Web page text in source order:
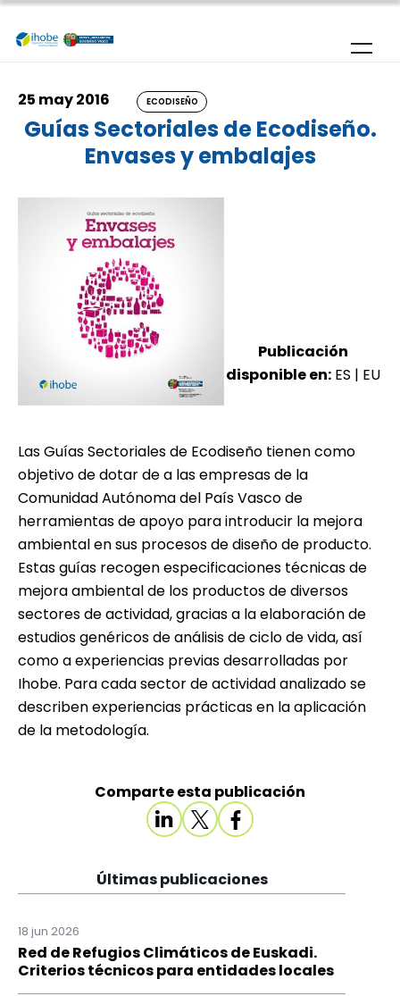
Pasar al contenido principal
25 may 2016 ECODISEÑO
Guías Sectoriales de Ecodiseño.
Envases y embalajes
Publicación
disponible en: ES | EU
Las Guías Sectoriales de Ecodiseño tienen como
objetivo de dotar de a las empresas de la
Comunidad Autónoma del País Vasco de
herramientas de apoyo para introducir la mejora
ambiental en sus procesos de diseño de producto.
Estas guías recogen especificaciones técnicas de
mejora ambiental de los productos de diversos
sectores de actividad, gracias a la elaboración de
estudios genéricos de análisis de ciclo de vida, así
como a experiencias previas desarrolladas por
Ihobe. Para cada sector de actividad analizado se
describen experiencias prácticas en la aplicación
de la metodología.
Comparte esta publicación
Últimas publicaciones
18 jun 2026
Red de Refugios Climáticos de Euskadi.
Criterios técnicos para entidades locales